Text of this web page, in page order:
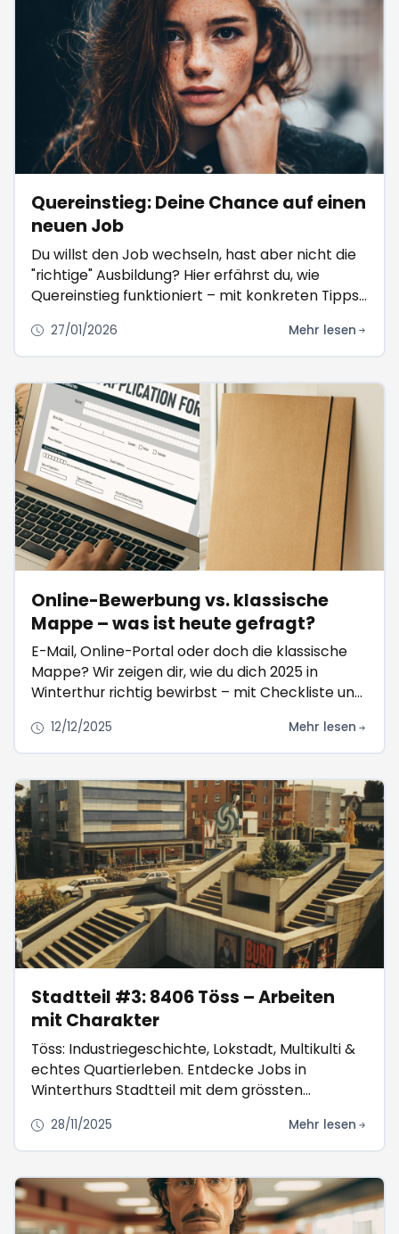
Quereinstieg: Deine Chance auf einen
neuen Job
Du willst den Job wechseln, hast aber nicht die
"richtige" Ausbildung? Hier erfährst du, wie
Quereinstieg funktioniert – mit konkreten Tipps
27/01/2026 Mehr lesen
Online-Bewerbung vs. klassische
Mappe – was ist heute gefragt?
E-Mail, Online-Portal oder doch die klassische
Mappe? Wir zeigen dir, wie du dich 2025 in
Winterthur richtig bewirbst – mit Checkliste und
12/12/2025 Mehr lesen
Stadtteil #3: 8406 Töss – Arbeiten
mit Charakter
Töss: Industriegeschichte, Lokstadt, Multikulti &
echtes Quartierleben. Entdecke Jobs in
Winterthurs Stadtteil mit dem grössten
28/11/2025 Mehr lesen